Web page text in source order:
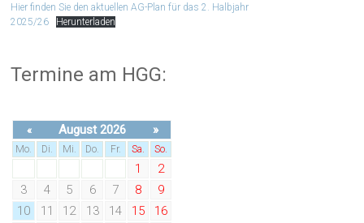
Hier finden Sie den aktuellen AG-Plan für das 2. Halbjahr
2025/26
Herunterladen
Termine am HGG:
« August 2026 »
Mo. Di. Mi. Do. Fr. Sa. So.
1
2
3
4 5 6 7 8
9
10
11 12 13 14 15 16